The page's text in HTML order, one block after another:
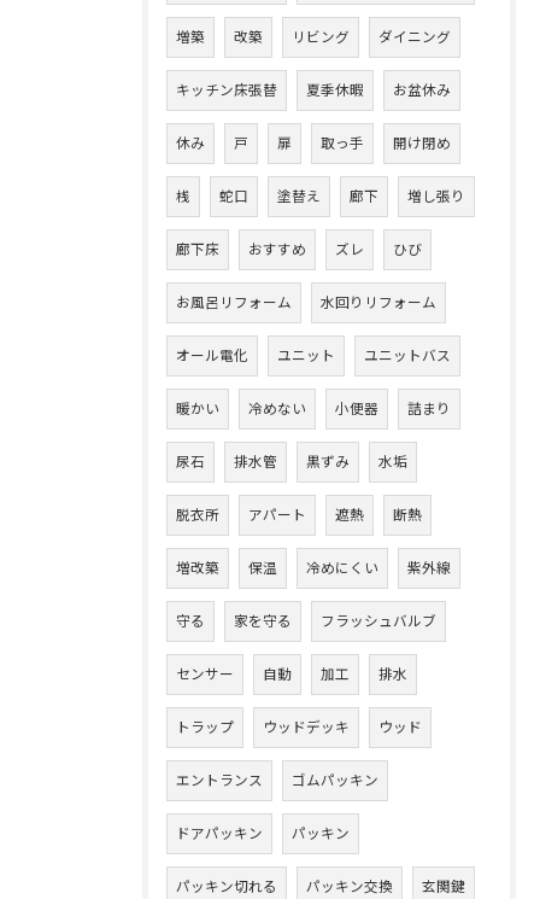
増築 改築 リビング ダイニング
キッチン床張替 夏季休暇 お盆休み
休み 戸 扉 取っ手 開け閉め
桟 蛇口 塗替え 廊下 増し張り
廊下床 おすすめ ズレ ひび
お風呂リフォーム 水回りリフォーム
オール電化 ユニット ユニットバス
暖かい 冷めない 小便器 詰まり
尿石 排水管 黒ずみ 水垢
脱衣所 アパート 遮熱 断熱
増改築 保温 冷めにくい 紫外線
守る 家を守る フラッシュバルブ
センサー 自動 加工 排水
トラップ ウッドデッキ ウッド
エントランス ゴムパッキン
ドアパッキン パッキン
パッキン切れる パッキン交換 玄関鍵